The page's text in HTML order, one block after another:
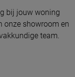
bij jouw woning
onze showroom en
team.